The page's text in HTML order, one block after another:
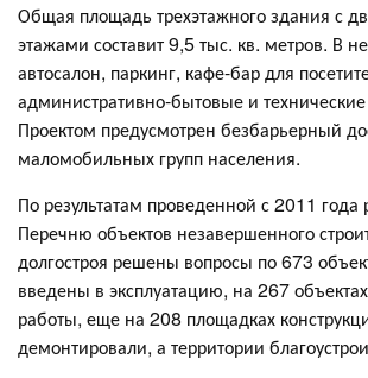
Общая площадь трехэтажного здания с
этажами составит 9,5 тыс. кв. метров. В
автосалон, паркинг, кафе-бар для
административно-бытовые и
Проектом предусмотрен безбарьерный
маломобильных групп населения.
По результатам проведенной с 2011 года
Перечню объектов незавершенного
долгостроя решены вопросы по 673
введены в эксплуатацию, на 267
работы, еще на 208 площадках
демонтировали, а территории